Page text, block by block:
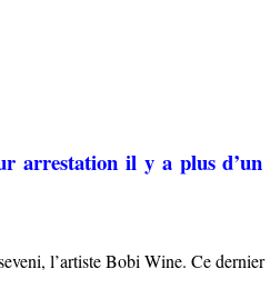
arrestation il y a plus
l’artiste Bobi Wine. Ce